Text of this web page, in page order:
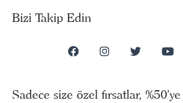
Bizi Takip Edin
Sadece size özel fırsatlar,